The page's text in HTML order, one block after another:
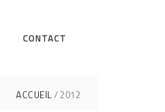
CONTACT
ACCUEIL 2012